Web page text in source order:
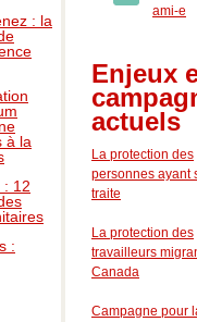
: la
à la
: 12
:
ami-e
Enjeux
actuels
La protection des
personnes ayant
traite
La protection des
travailleurs
Canada
Campagne pour